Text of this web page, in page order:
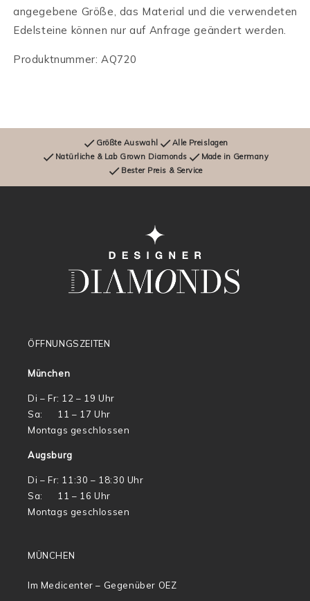
angegebene Größe, das Material und die verwendeten
Edelsteine können nur auf Anfrage geändert werden.
Produktnummer: AQ720
Größte Auswahl
Alle Preislagen
Natürliche & Lab Grown Diamonds
Made in Germany
Bester Preis & Service
ÖFFNUNGSZEITEN
München
Di – Fr: 12 – 19 Uhr
Sa: 11 – 17 Uhr
Montags geschlossen
Augsburg
Di – Fr: 11:30 – 18:30 Uhr
Sa: 11 – 16 Uhr
Montags geschlossen
MÜNCHEN
Im Medicenter – Gegenüber OEZ